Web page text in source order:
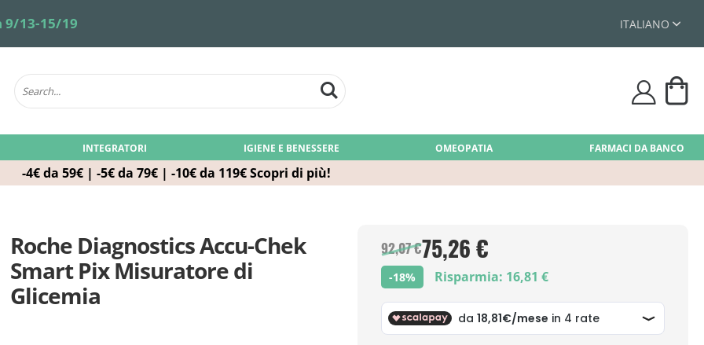
-4€ da 59€ | -5€ da 79€ | -10€ da 119€ Scopri di più!
9/13-15/19 ITALIANO
user
INTEGRATORI IGIENE E BENESSERE OMEOPATIA FARMACI DA BANCO
Roche Diagnostics Accu-Chek
Smart Pix Misuratore di
Glicemia
92,07 €75,26 €
-18% Risparmia: 16,81 €